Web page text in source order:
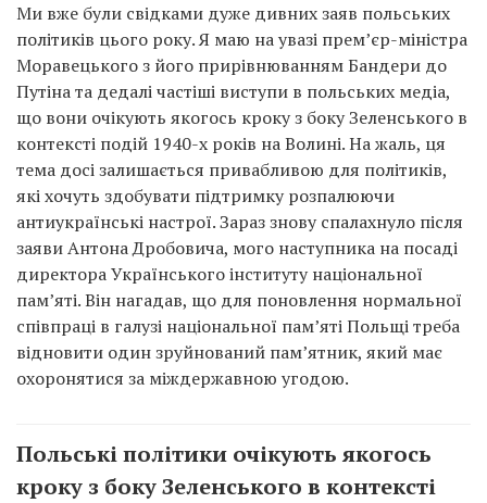
Ми вже були свідками дуже дивних заяв польських
політиків цього року. Я маю на увазі прем’єр-міністра
Моравецького з його прирівнюванням Бандери до
Путіна та дедалі частіші виступи в польських медіа,
що вони очікують якогось кроку з боку Зеленського в
контексті подій 1940-х років на Волині. На жаль, ця
тема досі залишається привабливою для політиків,
які хочуть здобувати підтримку розпалюючи
антиукраїнські настрої. Зараз знову спалахнуло після
заяви Антона Дробовича, мого наступника на посаді
директора Українського інституту національної
пам’яті. Він нагадав, що для поновлення нормальної
співпраці в галузі національної пам’яті Польщі треба
відновити один зруйнований пам’ятник, який має
охоронятися за міждержавною угодою.
Польські політики очікують якогось
кроку з боку Зеленського в контексті